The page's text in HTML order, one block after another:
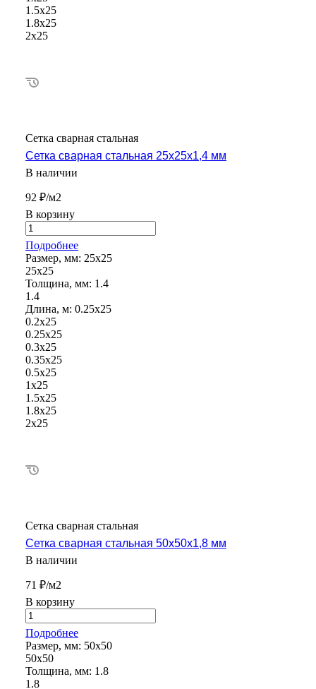
1.5х25
1.8х25
2х25
Сетка сварная стальная
Сетка сварная стальная 25х25х1,4 мм
В наличии
92 ₽/м2
В корзину
Подробнее
Размер, мм: 25х25
25х25
Толщина, мм: 1.4
1.4
Длина, м: 0.25х25
0.2х25
0.25х25
0.3х25
0.35х25
0.5х25
1х25
1.5х25
1.8х25
2х25
Сетка сварная стальная
Сетка сварная стальная 50х50х1,8 мм
В наличии
71 ₽/м2
В корзину
Подробнее
Размер, мм: 50х50
50х50
Толщина, мм: 1.8
1.8